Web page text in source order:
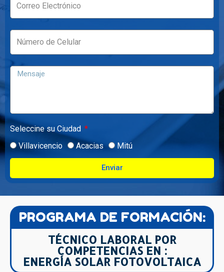
Seleccine su Ciudad
Villavicencio
Acacias Mitú
Enviar
PROGRAMA DE FORMACIÓN:
TÉCNICO LABORAL POR
COMPETENCIAS EN :
ENERGÍA SOLAR FOTOVOLTAICA